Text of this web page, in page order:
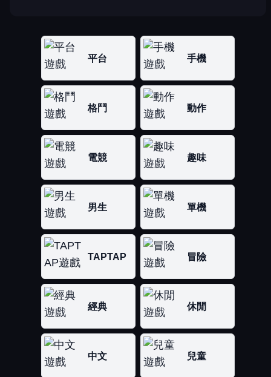
平台 手機
格鬥 動作
電競 趣味
男生 單機
TAPTAP 冒險
經典 休閒
中文 兒童